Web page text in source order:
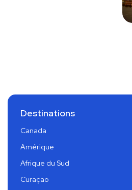
Destinations
Canada
Amérique
Afrique du Sud
Curaçao